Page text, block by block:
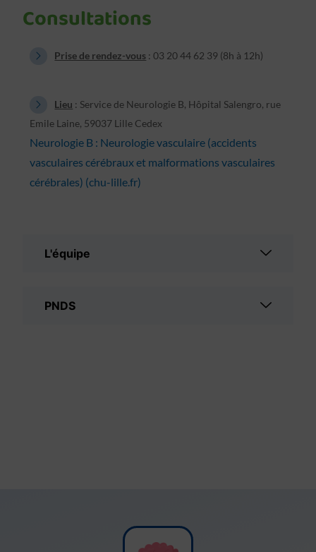
Consultations
Prise de rendez-vous : 03 20 44 62 39 (8h à 12h)
Lieu : Service de Neurologie B, Hôpital Salengro, rue
Emile Laine, 59037 Lille Cedex
Neurologie B : Neurologie vasculaire (accidents
vasculaires cérébraux et malformations vasculaires
cérébrales) (chu-lille.fr)
L'équipe
PNDS